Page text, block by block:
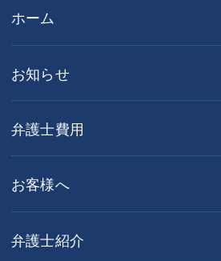
ホーム
お知らせ
弁護士費用
お客様へ
弁護士紹介